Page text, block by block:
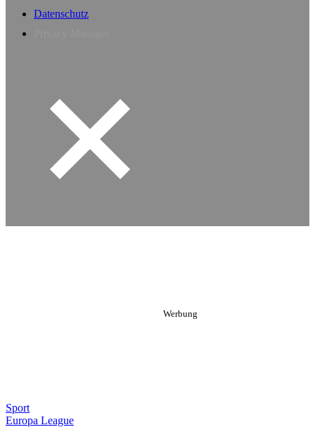
Datenschutz
Sport
Europa League